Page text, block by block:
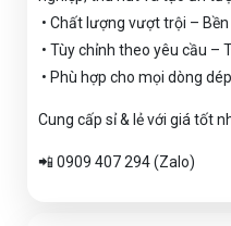
• Chất lượng vượt trội –
• Tùy chỉnh theo yêu cầu –
• Phù hợp cho mọi dòng
Cung cấp sỉ & lẻ với giá tốt
📲 0909 407 294 (Zalo)